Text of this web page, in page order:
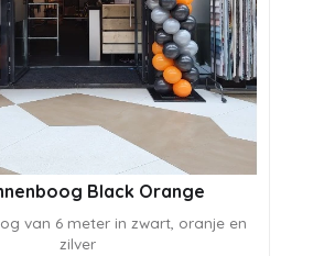
Black Orange
van 6 meter in zwart, oranje en
zilver